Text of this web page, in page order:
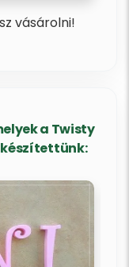
vásárolni!
a Twisty